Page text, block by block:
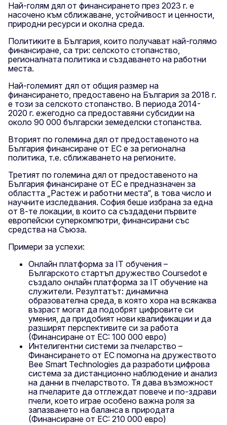
Най-голям дял от финансирането през 2023 г. е
насочено към сближаване, устойчивост и ценности,
природни ресурси и околна среда.
Политиките в България, които получават най-голямо
финансиране, са три: селското стопанство,
регионалната политика и създаването на работни
места.
Най-големият дял от общия размер на
финансирането, предоставено на България за 2018 г.
е този за селското стопанство. В периода 2014-
2020 г. ежегодно са предоставяни субсидии на
около 90 000 български земеделски стопанства.
Вторият по големина дял от предоставеното на
България финансиране от ЕС е за регионална
политика, т.е. сближаването на регионите.
Третият по големина дял от предоставеното на
България финансиране от ЕС е предназначен за
областта „Растеж и работни места“, в това число и
научните изследвания. София беше избрана за една
от 8-те локации, в които са създадени първите
европейски суперкомпютри, финансирани със
средства на Съюза.
Примери за успехи:
Онлайн платформа за IT обучения –
Българското стартъп дружество Coursedot е
създало онлайн платформа за IT обучение на
служители. Резултатът: динамична
образователна среда, в която хора на всякаква
възраст могат да подобрят цифровите си
умения, да придобият нови квалификации и да
разширят перспективите си за работа
(Финансиране от ЕС: 100 000 евро)
Интелигентни системи за пчеларство –
Финансирането от ЕС помогна на дружеството
Bee Smart Technologies да разработи цифрова
система за дистанционно наблюдение и анализ
на данни в пчеларството. Тя дава възможност
на пчеларите да отглеждат повече и по-здрави
пчели, което играе особено важна роля за
запазването на баланса в природата
(Финансиране от ЕС: 210 000 евро)